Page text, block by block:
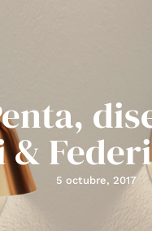
&
5 octubre, 2017